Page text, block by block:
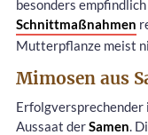
besonders
Schnittmaßnahmen
Mutterpflanze meist
Mimosen aus
Erfolgversprechender
Aussaat derSamen .